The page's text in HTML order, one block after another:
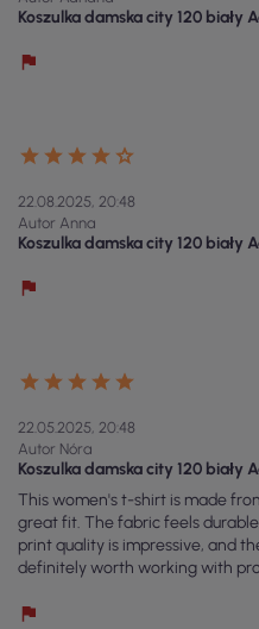
Koszulka damska city 120 biały
22.08.2025, 20:48
Autor Anna
Koszulka damska city 120 biały
22.05.2025, 20:48
Autor Nóra
Koszulka damska city 120 biały
This women's t-shirt is made
great fit. The fabric feels
print quality is impressive, and
definitely worth working with